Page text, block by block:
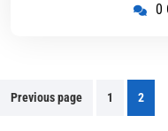
0
文Previous page 1 2